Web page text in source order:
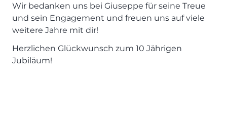
Henders & Hazel Katalog
Henders & Hazel Prospekt
XOOON Prospekt
Casada - Wohnträume erfüllen
Wir bedanken uns bei Giuseppe für seine Treue
und sein Engagement und freuen uns auf viele
weitere Jahre mit dir!
Herzlichen Glückwunsch zum 10 Jährigen
Jubiläum!